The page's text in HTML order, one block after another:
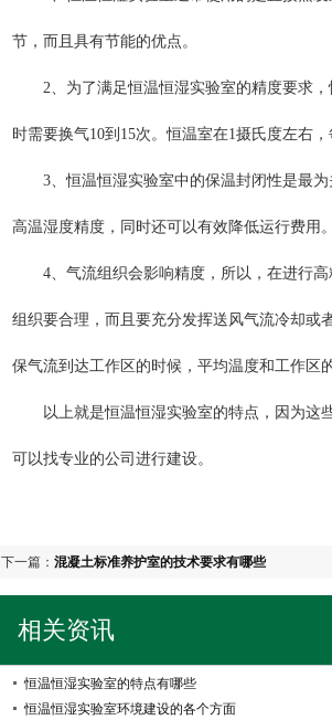
节，而且具有节能的优点。
2、为了满足恒温恒湿实验室的精度要求，
时需要换气10到15次。恒温室在1摄氏度左右，
3、恒温恒湿实验室中的保温封闭性是最为
高温湿度精度，同时还可以有效降低运行费用。
4、气流组织会影响精度，所以，在进行高
组织要合理，而且要充分发挥送风气流冷却或
保气流到达工作区的时候，平均温度和工作区
以上就是恒温恒湿实验室的特点，因为这些
可以找专业的公司进行建设。
下一篇：混凝土标准养护室的技术要求有哪些
相关资讯
恒温恒湿实验室的特点有哪些
恒温恒湿实验室环境建设的各个方面